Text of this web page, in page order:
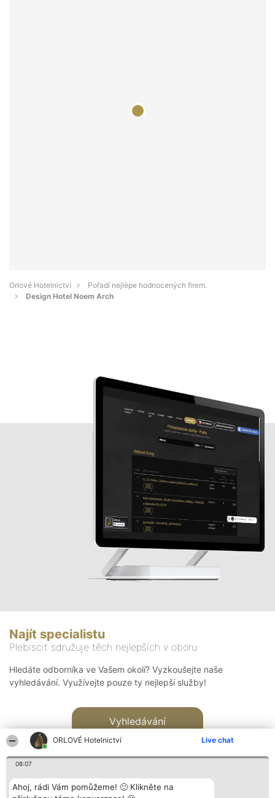
ORLOVÉ Hotelnictví Live chat
08:07
Ahoj, rádi Vám pomůžeme! 🙂 Klikněte na
Orlové Hotelnictví
Pořadí nejlépe hodnocených firem.
Design Hotel Noem Arch
Najít specialistu
Plebiscit sdružuje těch nejlepších v oboru
Hledáte odborníka ve Vašem okolí? Vyzkoušejte naše
vyhledávání. Využívejte pouze ty nejlepší služby!
Vyhledávání